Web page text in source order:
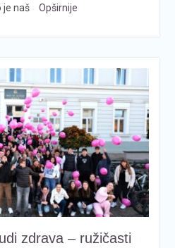
je naš Opširnije
zdrava – ružičasti